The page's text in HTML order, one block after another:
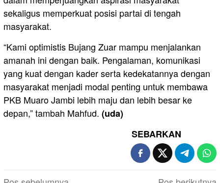
sekaligus memperkuat posisi partai di tengah
masyarakat.
“Kami optimistis Bujang Zuar mampu menjalankan
amanah ini dengan baik. Pengalaman, komunikasi
yang kuat dengan kader serta kedekatannya dengan
masyarakat menjadi modal penting untuk membawa
PKB Muaro Jambi lebih maju dan lebih besar ke
depan,” tambah Mahfud. (uda)
SEBARKAN